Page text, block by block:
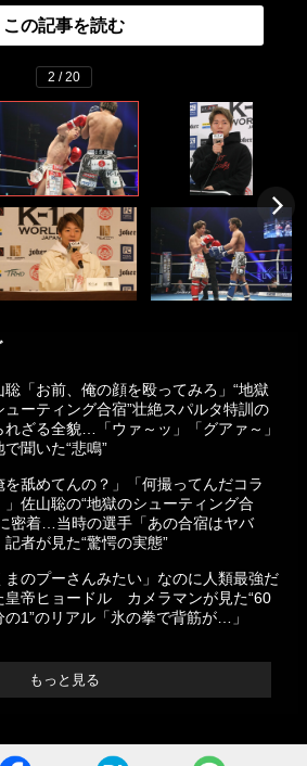
この記事を読む
2 / 20
聡「お前、俺の顔を殴ってみろ」“地獄
ューティング合宿”壮絶スパルタ特訓の
れざる全貌…「ウァ～ッ」「グアァ～」
で聞いた“悲鳴”
を舐めてんの？」「何撮ってんだコラ
」佐山聡の“地獄のシューティング合
密着…当時の選手「あの合宿はヤバ
記者が見た“驚愕の実態”
まのプーさんみたい」なのに人類最強だ
皇帝ヒョードル カメラマンが見た“60
の1”のリアル「氷の拳で背筋が…」
もっと見る